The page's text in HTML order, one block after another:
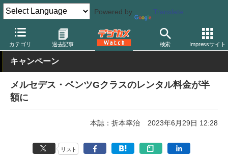
Powered by Translate
カテゴリ 過去記事 検索 Impressサイト
デジカメ Watch 撮影情報 旅行
キャンペーン
メルセデス・ベンツGクラスのレンタル料金が半
額に
本誌：折本幸治 2023年6月29日 12:28
リスト